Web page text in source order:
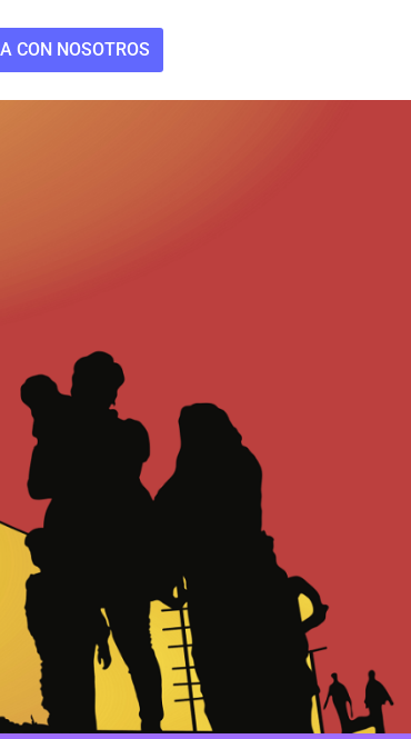
CON NOSOTROS